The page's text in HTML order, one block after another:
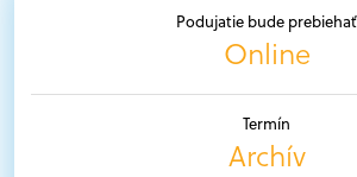
Podujatie bude prebiehať
Online
Termín
Archív